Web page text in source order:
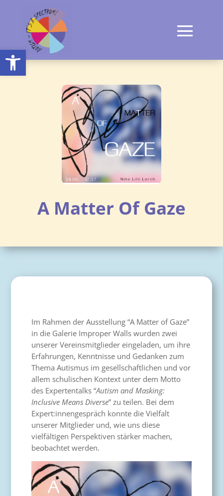
Open toolbar
A Matter Of Gaze
Im Rahmen der Ausstellung “A Matter of Gaze”
in die Galerie Improper Walls wurden zwei
unserer Vereinsmitglieder eingeladen, um ihre
Erfahrungen, Kenntnisse und Gedanken zum
Thema Autismus im gesellschaftlichen und vor
allem schulischen Kontext unter dem Motto
des Expertentalks “Autism and Masking:
Inclusive Means Diverse” zu teilen. Bei dem
Expert:innengespräch konnte die Vielfalt
unserer Mitglieder und, wie uns diese
vielfältigen Perspektiven stärker machen,
beobachtet werden.